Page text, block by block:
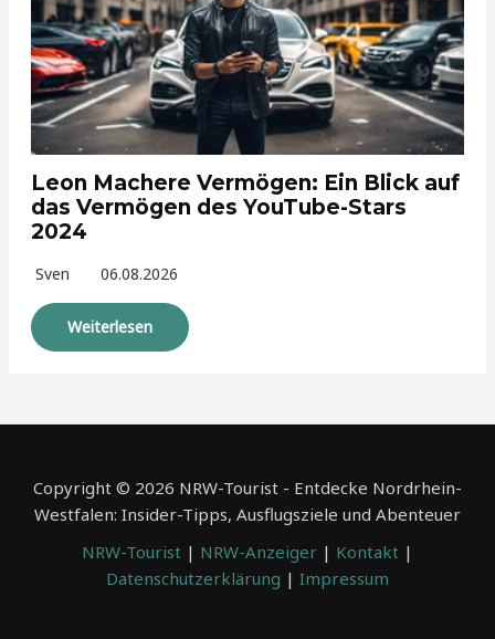
Leon Machere Vermögen: Ein Blick auf
das Vermögen des YouTube-Stars
2024
Sven 06.08.2026
Weiterlesen
Copyright © 2026 NRW-Tourist - Entdecke Nordrhein-
Westfalen: Insider-Tipps, Ausflugsziele und Abenteuer
NRW-Tourist | NRW-Anzeiger | Kontakt |
Datenschutzerklärung | Impressum